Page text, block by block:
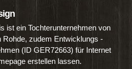
ist ein Tochterunternehmen von
Rohde, zudem Entwicklungs -
(ID GER72663) für Internet
erstellen lassen.